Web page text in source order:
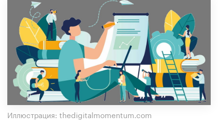
Иллюстрация: thedigitalmomentum.com